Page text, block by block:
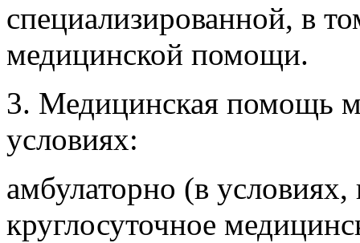
специализированной, в
медицинской помощи.
3. Медицинская помощь
условиях:
амбулаторно (в
круглосуточное